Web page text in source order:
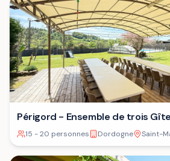
Périgord - Ensemble de trois
personnes⁷
15 - 20 personnes Dordogne Saint-